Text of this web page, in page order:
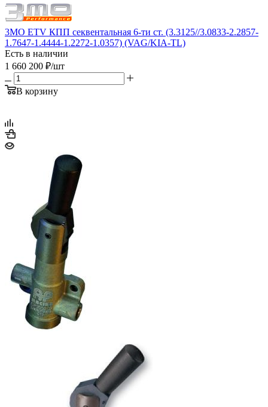
3MO ETV КПП секвентальная 6-ти ст. (3.3125//3.0833-2.2857-
1.7647-1.4444-1.2272-1.0357) (VAG/KIA-TL)
Есть в наличии
1 660 200 ₽/шт
В корзину